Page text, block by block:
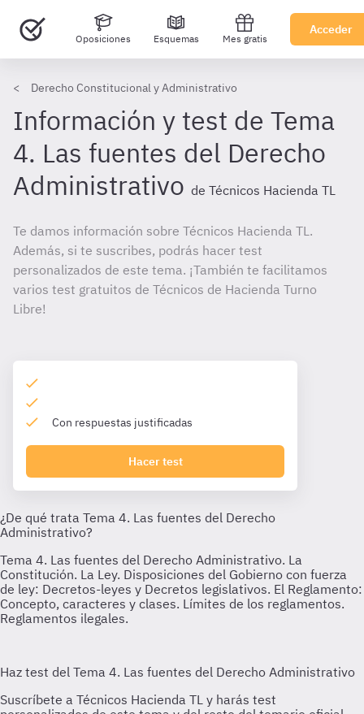
Oposiciones Esquemas Mes gratis
Acceder
Derecho Constitucional y Administrativo
Información y test de Tema
4. Las fuentes del Derecho
Administrativo de Técnicos Hacienda TL
Te damos información sobre Técnicos Hacienda TL.
Además, si te suscribes, podrás hacer test
personalizados de este tema. ¡También te facilitamos
varios test gratuitos de Técnicos de Hacienda Turno
Libre!
Con respuestas justificadas
Hacer test